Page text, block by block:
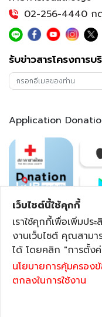
02-256-4440 ก
รับข่าวสารโครงการบ
Application
สำนักงานจัดหารายได้
เพื่อ "ให้" ตึกอำนวยน
เขตป
นโยบายคุกกี้ (Cookie
เว็บไซต์นี้ใช้คุกกี้
เราใช้คุกกี้เพื่อเพิ่มปร
งานเว็บไซต์ คุณสาม
ได้ โดยคลิก "การตั้ง
นโยบายการคุ้มครอง
ตกลงในการใช้งาน